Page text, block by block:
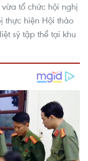
tổ chức hội nghị
thực hiện Hội thảo
sỹ tập thể tại khu